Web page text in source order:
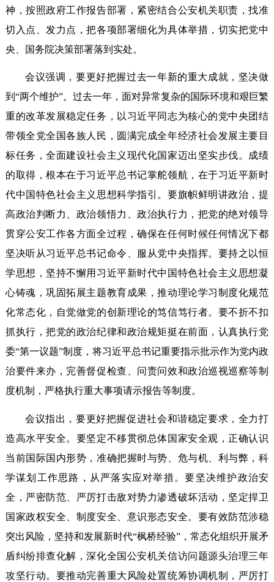
神，按照政府工作报告部署，紧密结合公安机关职责，找准
切入点、发力点，把各项部署细化为具体举措，切实把党中
央、国务院决策部署落到实处。
会议强调，要更好把握过去一年新的重大成就，坚决做
到“两个维护”。过去一年，面对异常复杂的国际环境和艰巨繁
重的改革发展稳定任务，以习近平同志为核心的党中央团结
带领全党全国各族人民，圆满完成全年经济社会发展主要目
标任务，全面建设社会主义现代化国家迈出坚实步伐。成绩
的取得，根本在于习近平总书记掌舵领航，在于习近平新时
代中国特色社会主义思想科学指引。要旗帜鲜明讲政治，提
高政治判断力、政治领悟力、政治执行力，把党的绝对领导
贯穿公安工作各方面全过程，确保在任何时候任何情况下都
坚决听从习近平总书记命令、服从党中央指挥。要持之以恒
学思想，坚持不懈用习近平新时代中国特色社会主义思想凝
心铸魂，巩固拓展主题教育成果，推动理论学习制度化规范
化常态化，自觉做党的创新理论的笃信笃行者。要不折不扣
抓执行，把党的政治纪律和政治规矩挺在前面，认真执行党
委“第一议题”制度，将习近平总书记重要指示批示作为党内政
治要件来办，完善督促检查、问责问效和政治巡视巡察等制
度机制，严格执行重大事项请示报告等制度。
会议指出，要更好把握促进社会和谐稳定要求，全力打
造高水平安全。要坚定不移贯彻总体国家安全观，正确认识
当前国际国内形势，准确把握时与势、危与机、利与弊，科
学谋划工作思路，从严落实应对举措。要坚决维护政治安
全，严密防范、严厉打击敌对势力渗透破坏活动，坚定捍卫
国家政权安全、制度安全、意识形态安全。要有效防范涉稳
突出风险，坚持和发展新时代“枫桥经验”，常态化组织开展矛
盾纠纷排查化解，深化全国公安机关信访问题源头治理三年
攻坚行动。要推动完善重大风险处置统筹协调机制，严厉打